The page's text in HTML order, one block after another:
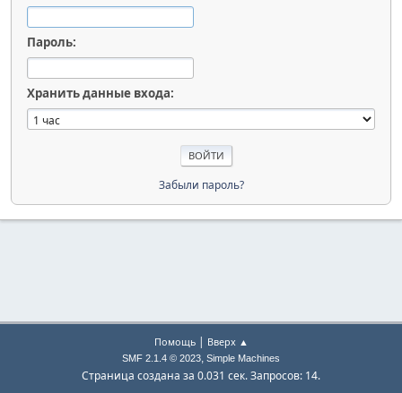
Пароль:
Хранить данные входа:
Забыли пароль?
Помощь| Вверх ▲
SMF 2.1.4 © 2023, Simple Machines
Страница создана за 0.031 сек. Запросов: 14.